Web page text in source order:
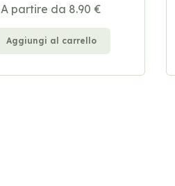
A partire da 8.90 €
Aggiungi al carrello